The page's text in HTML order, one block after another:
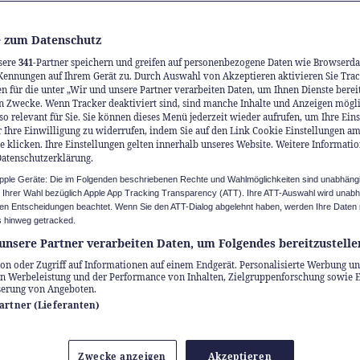
beliebtesten
Brand ist so erfolgreich, dass Amorana
garantiert – oder Sie bekommen Ihr Geld
Sie, was die Modelle können und wie Sie bis zu
Datenschutz
341-Partner speichern und greifen auf personenbezogene Daten wie
auf Ihrem Gerät zu. Durch Auswahl von Akzeptieren aktivieren Sie
für die unter „Wir und unsere Partner verarbeiten Daten, um Ihnen Dienste
Zwecke. Wenn Tracker deaktiviert sind, sind manche Inhalte und Anzeigen
relevant für Sie. Sie können dieses Menü jederzeit wieder aufrufen, um Ihre
Ihre Einwilligung zu widerrufen, indem Sie auf den Link Cookie Einstellungen
klicken. Ihre Einstellungen gelten innerhalb unseres Website. Weitere
Geräte: Die im Folgenden beschriebenen Rechte und Wahlmöglichkeiten sind
Wahl bezüglich Apple App Tracking Transparency (ATT). Ihre ATT-Auswahl wird
Entscheidungen beachtet. Wenn Sie den ATT-Dialog abgelehnt haben, werden Ihre Daten
hinweg getracked.
Partner verarbeiten Daten, um Folgendes
oder Zugriff auf Informationen auf einem Endgerät. Personalisierte Werbung
Werbeleistung und der Performance von Inhalten, Zielgruppenforschung sowie
von Angeboten.
(Lieferanten)
Zwecke anzeigen Akzeptieren